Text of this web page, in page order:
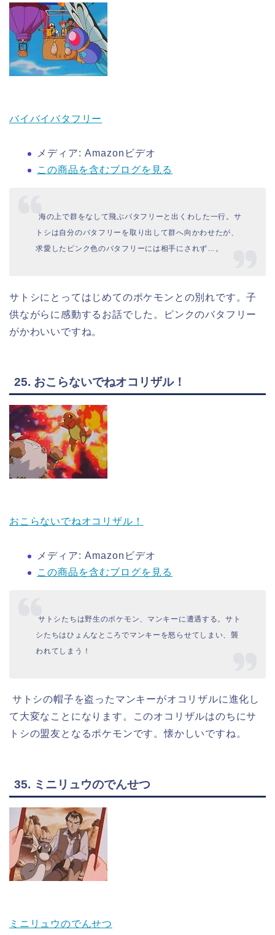
バイバイバタフリー
メディア: Amazonビデオ
この商品を含むブログを見る
海の上で群をなして飛ぶバタフリーと出くわした一行。サ
トシは自分のバタフリーを取り出して群へ向かわせたが、
求愛したピンク色のバタフリーには相手にされず…。
サトシにとってはじめてのポケモンとの別れです。子
供ながらに感動するお話でした。ピンクのバタフリー
がかわいいですね。
25. おこらないでねオコリザル！
おこらないでねオコリザル！
メディア: Amazonビデオ
この商品を含むブログを見る
サトシたちは野生のポケモン、マンキーに遭遇する。サト
シたちはひょんなところでマンキーを怒らせてしまい、襲
われてしまう！
サトシの帽子を盗ったマンキーがオコリザルに進化し
て大変なことになります。このオコリザルはのちにサ
トシの盟友となるポケモンです。懐かしいですね。
35. ミニリュウのでんせつ
ミニリュウのでんせつ